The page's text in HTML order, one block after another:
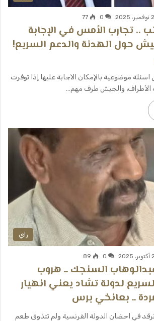
2025
0
77
.. تجارب الأمس في الإجابة
حول الهدنة والدعم السريع!
موضوعية بالإمكان الاجابة عليها إذا توفرت
الأطراف، والجيش طرف مهم…
راي
0
89
السنجك ــ هروب
لدولة تشاد يعني انهيار
ــ بعانخي برس
في احضان الدولة الفرنسية ولم تتذوق طعم